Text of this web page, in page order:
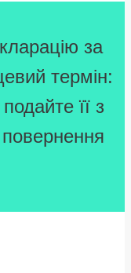
за
термін:
її з